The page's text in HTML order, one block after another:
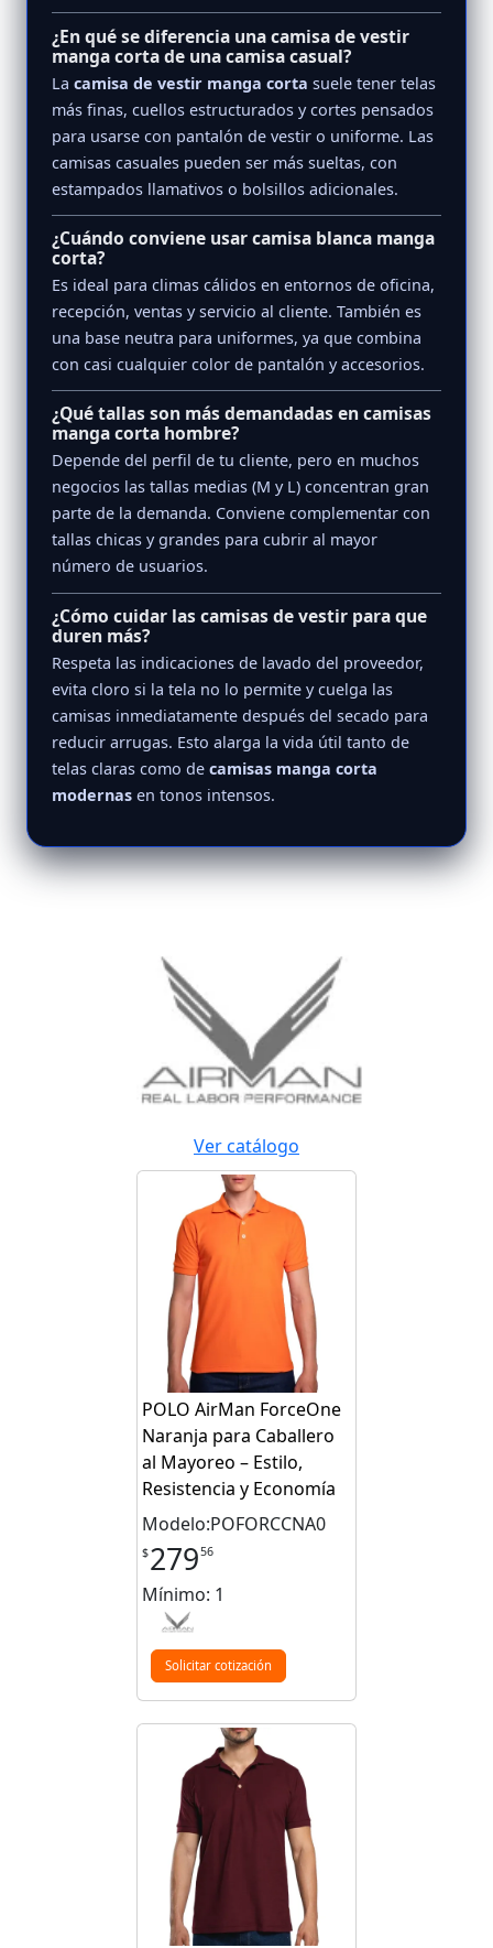
¿En qué se diferencia una camisa de vestir
manga corta de una camisa casual?
Lacamisa de vestir manga corta suele tener telas
más finas, cuellos estructurados y cortes pensados
para usarse con pantalón de vestir o uniforme. Las
camisas casuales pueden ser más sueltas, con
estampados llamativos o bolsillos adicionales.
¿Cuándo conviene usar camisa blanca manga
corta?
Es ideal para climas cálidos en entornos de oficina,
recepción, ventas y servicio al cliente. También es
una base neutra para uniformes, ya que combina
con casi cualquier color de pantalón y accesorios.
¿Qué tallas son más demandadas en camisas
manga corta hombre?
Depende del perfil de tu cliente, pero en muchos
negocios las tallas medias (M y L) concentran gran
parte de la demanda. Conviene complementar con
tallas chicas y grandes para cubrir al mayor
número de usuarios.
¿Cómo cuidar las camisas de vestir para que
duren más?
Respeta las indicaciones de lavado del proveedor,
evita cloro si la tela no lo permite y cuelga las
camisas inmediatamente después del secado para
reducir arrugas. Esto alarga la vida útil tanto de
telas claras como decamisas manga corta
modernas en tonos intensos.
Ver catálogo
POLO AirMan ForceOne
Naranja para Caballero
al Mayoreo – Estilo,
Resistencia y Economía
Modelo:POFORCCNA0
$279 56
Mínimo: 1
Solicitar cotización